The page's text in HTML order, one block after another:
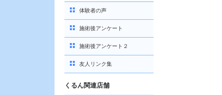
体験者の声
施術後アンケート
施術後アンケート２
友人リンク集
くるん関連店舗